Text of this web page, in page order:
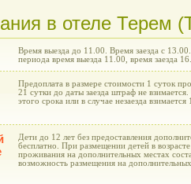
в отеле Терем
Время выезда до 11.00. Время заезда с
периода время выезда 11.00, время заезда
Предоплата в размере стоимости 1 суток
21 сутки до даты заезда штраф не
этого срока или в случае незаезда
Дети до 12 лет без предоставления
бесплатно. При размещении детей в
проживания на дополнительных местах
возможность размещения на